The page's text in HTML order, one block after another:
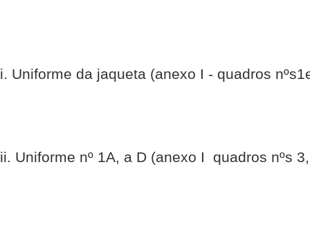
i. Uniforme da jaqueta (anexo I - quadros
ii. Uniforme nº 1A, a D (anexo I  quadros nºs